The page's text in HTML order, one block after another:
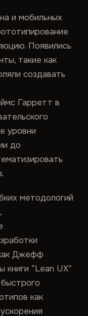
и мобильных
Появились
такие как
создавать
Гарретт в
уровни
до
методологий
Джефф
“Lean UX”
как